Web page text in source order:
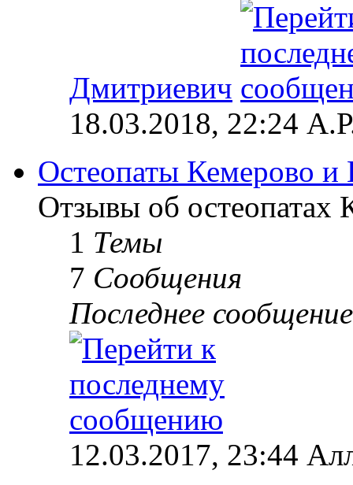
Дмитриевич
18.03.2018, 22:24
Остеопаты Кемерово и
Отзывы об остеопатах
1 Темы
7 Сообщения
Последнее сообщение
12.03.2017, 23:44